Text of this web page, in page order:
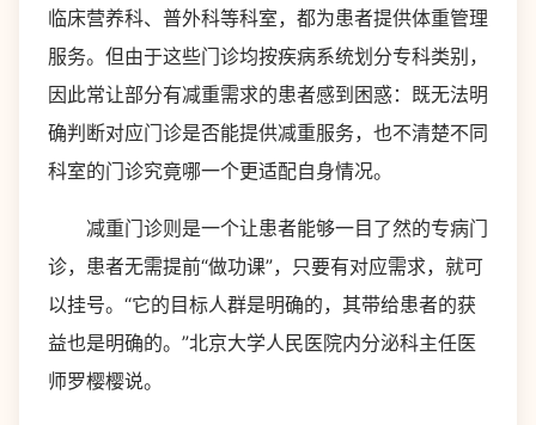
临床营养科、普外科等科室，都为患者提供体重管理
服务。但由于这些门诊均按疾病系统划分专科类别，
因此常让部分有减重需求的患者感到困惑：既无法明
确判断对应门诊是否能提供减重服务，也不清楚不同
科室的门诊究竟哪一个更适配自身情况。
减重门诊则是一个让患者能够一目了然的专病门
诊，患者无需提前“做功课”，只要有对应需求，就可
以挂号。“它的目标人群是明确的，其带给患者的获
益也是明确的。”北京大学人民医院内分泌科主任医
师罗樱樱说。